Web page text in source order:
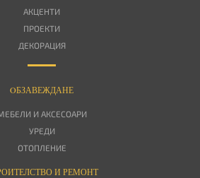
АКЦЕНТИ
ПРОЕКТИ
ДЕКОРАЦИЯ
OБЗАВЕЖДАНЕ
И АКСЕСОАРИ
УРЕДИ
ОТОПЛЕНИЕ
И РЕМОНТ